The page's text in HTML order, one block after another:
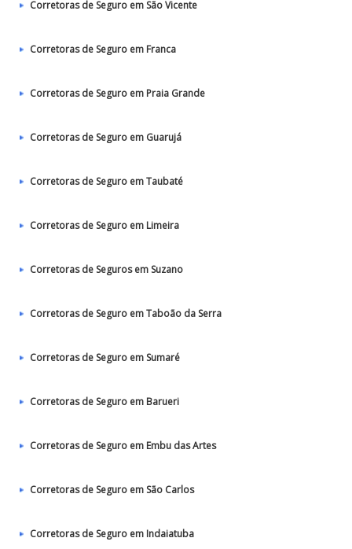
Corretoras de Seguro em São Vicente
Corretoras de Seguro em Franca
Corretoras de Seguro em Praia Grande
Corretoras de Seguro em Guarujá
Corretoras de Seguro em Taubaté‎
Corretoras de Seguro em Limeira
Corretoras de Seguros em Suzano
Corretoras de Seguro em Taboão da Serra
Corretoras de Seguro em Sumaré
Corretoras de Seguro em Barueri
Corretoras de Seguro em Embu das Artes
Corretoras de Seguro em São Carlos
Corretoras de Seguro em Indaiatuba